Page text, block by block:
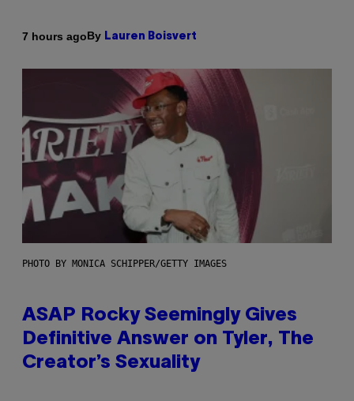
7 hours agoBy Lauren Boisvert
PHOTO BY MONICA SCHIPPER/GETTY IMAGES
ASAP Rocky Seemingly Gives
Definitive Answer on Tyler, The
Creator’s Sexuality